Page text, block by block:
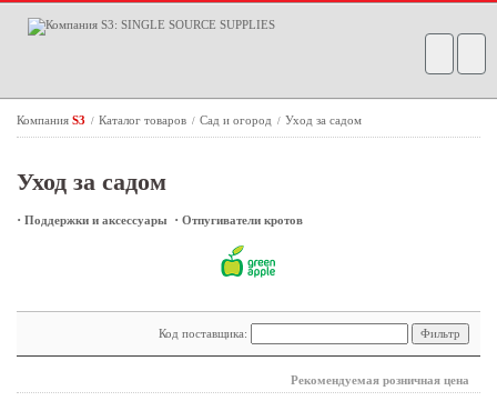
Компания S3 / Каталог товаров / Сад и огород / Уход за садом
Уход за садом
· Поддержки и аксессуары · Отпугиватели кротов
Код поставщика:
Рекомендуемая розничная цена